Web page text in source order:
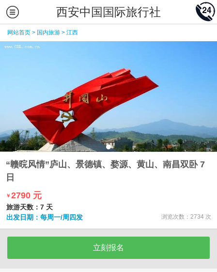
西安中国国际旅行社
网站首页 > 国内旅游 > 江西
“赣晥风情”庐山、景德镇、婺源、黄山、南昌双卧 7
日
￥ 2790 元
旅游天数：7 天
出发日期：每周一/周四发
浏览次数：2734 次
立刻报名